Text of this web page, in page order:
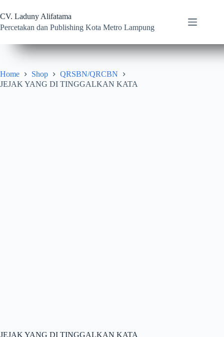
to
content
CV. Laduny Alifatama
Percetakan dan Publishing Kota Metro Lampung
Home Shop
QRSBN/QRCBN
JEJAK YANG DI TINGGALKAN KATA
JEJAK YANG DI TINGGALKAN KATA